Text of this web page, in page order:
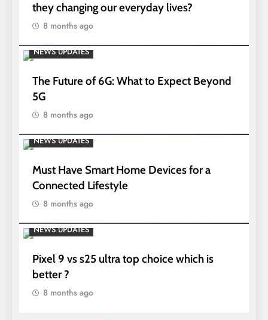
they changing our everyday lives?
8 months ago
NEWS UPDATES
The Future of 6G: What to Expect Beyond
5G
8 months ago
NEWS UPDATES
Must Have Smart Home Devices for a
Connected Lifestyle
8 months ago
NEWS UPDATES
Pixel 9 vs s25 ultra top choice which is
better ?
8 months ago